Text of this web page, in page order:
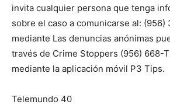
invita cualquier persona que tenga
sobre el caso a comunicarse al: (956)
mediante Las denuncias anónimas
través de Crime Stoppers (956) 668-
mediante la aplicación móvil P3 Tips.
Telemundo 40